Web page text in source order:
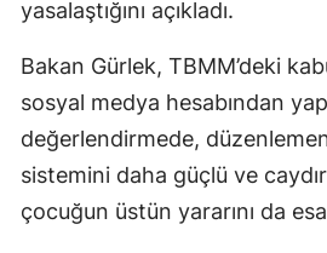
yasalaştığını açıkladı.
Bakan Gürlek, TBMM’deki
sosyal medya hesabından
değerlendirmede,
sistemini daha güçlü ve
çocuğun üstün yararını da